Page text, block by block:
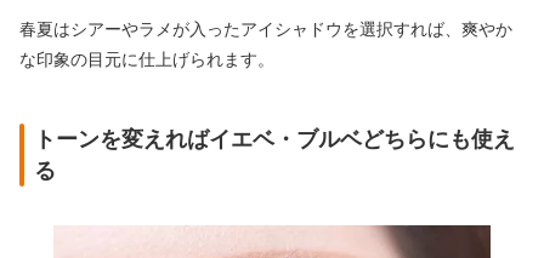
春夏はシアーやラメが入ったアイシャドウを選択すれば、爽やか
な印象の目元に仕上げられます。
トーンを変えればイエベ・ブルベどちらにも使え
る